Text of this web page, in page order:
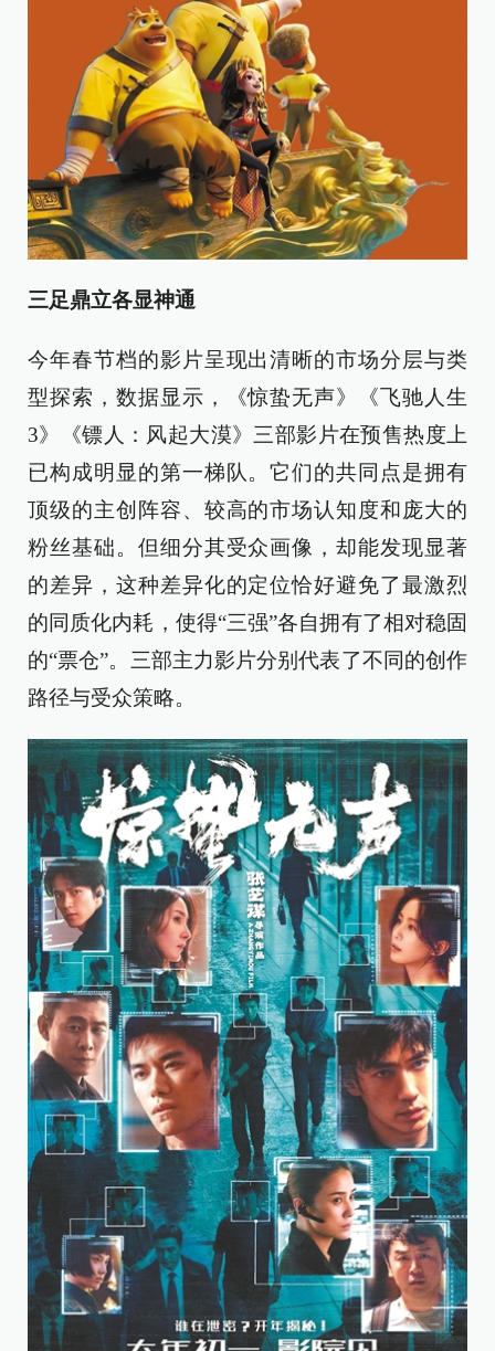
三足鼎立各显神通
今年春节档的影片呈现出清晰的市场分层与类
型探索，数据显示，《惊蛰无声》《飞驰人生
3》《镖人：风起大漠》三部影片在预售热度上
已构成明显的第一梯队。它们的共同点是拥有
顶级的主创阵容、较高的市场认知度和庞大的
粉丝基础。但细分其受众画像，却能发现显著
的差异，这种差异化的定位恰好避免了最激烈
的同质化内耗，使得“三强”各自拥有了相对稳固
的“票仓”。三部主力影片分别代表了不同的创作
路径与受众策略。